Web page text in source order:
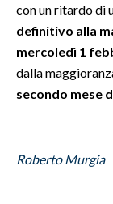
INFO AZIENDE
ABBONATI
ANNUNCI
NECROLOGI
con un ritardo di
definitivo alla
mercoledì 1
dalla
secondo mese
Roberto Murgia